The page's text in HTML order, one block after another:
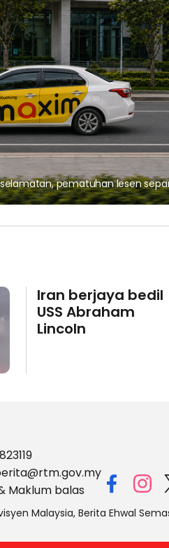
pematuhan lesen
Iran berjaya bedil
USS Abraham
Lincoln
Maklum balas
Malaysia, Berita Ehwal